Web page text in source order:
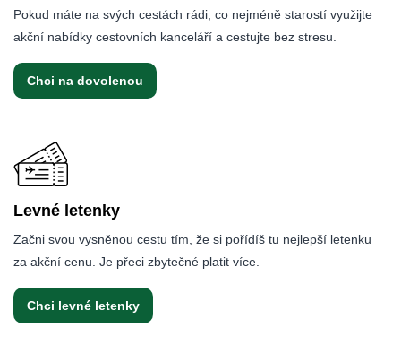
Pokud máte na svých cestách rádi, co nejméně starostí využijte
akční nabídky cestovních kanceláří a cestujte bez stresu.
Chci na dovolenou
Levné letenky
Začni svou vysněnou cestu tím, že si pořídíš tu nejlepší letenku
za akční cenu. Je přeci zbytečné platit více.
Chci levné letenky